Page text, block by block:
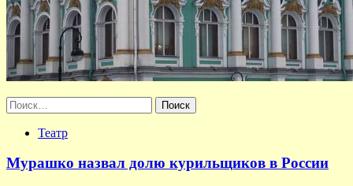
Найти:
Театр
Мурашко назвал долю курильщиков в России